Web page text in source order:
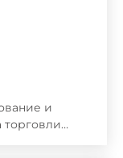
и
торговли…